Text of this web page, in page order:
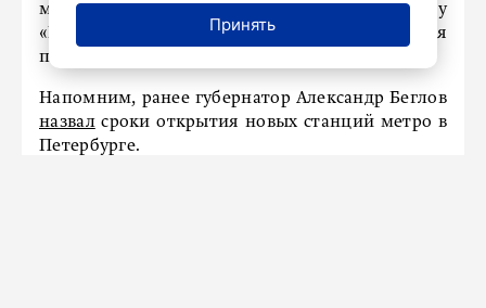
мая. После установки светофоров перекрёсток у
«Горного института» станет безопаснее и для
пешеходов, и для водителей.
Напомним, ранее губернатор Александр Беглов
назвалсроки открытия новых станций метро в
Петербурге.
Принять